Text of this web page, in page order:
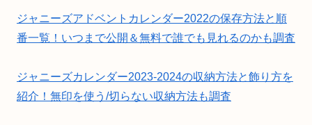
ジャニーズアドベントカレンダー2022の保存方法と順
番一覧！いつまで公開＆無料で誰でも見れるのかも調査
ジャニーズカレンダー2023-2024の収納方法と飾り方を
紹介！無印を使う/切らない収納方法も調査